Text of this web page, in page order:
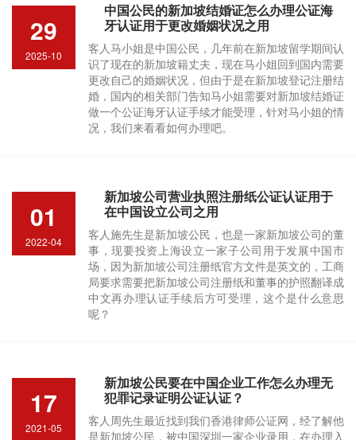
29
2025-10
中国公民的新加坡结婚证怎么办理公证海
牙认证用于更改婚姻状况之用
客人马小姐是中国公民，几年前在新加坡留学期间认
识了现在的新加坡籍丈夫，现在马小姐回到国内需要
更改自己的婚姻状况，但由于是在新加坡登记注册结
婚，国内的相关部门告知马小姐需要对新加坡结婚证
做一个公证海牙认证手续才能受理，针对马小姐的情
况，我们来看看如何办理吧。
01
2022-04
新加坡公司营业执照注册纸公证认证用于
在中国设立公司之用
客人施先生是新加坡公民，也是一家新加坡公司的董
事，现要投资上海设立一家子公司用于发展中国市
场，因为新加坡公司注册纸官方文件是英文的，工商
局要求需要把新加坡公司注册纸和董事的护照翻译成
中文再办理认证手续后方可受理，这个是什么意思
呢？
17
2021-05
新加坡公民要在中国企业工作怎么办理无
犯罪记录证明公证认证？
客人周先生最近找到我们香港律师公证网，经了解他
是新加坡公民，被中国深圳一家企业录用，在办理入